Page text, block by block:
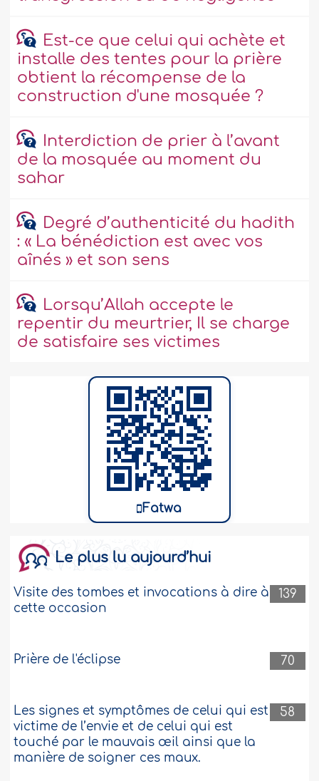
Est-ce que celui qui achète et
installe des tentes pour la prière
obtient la récompense de la
construction d'une mosquée ?
Interdiction de prier à l’avant
de la mosquée au moment du
sahar
Degré d’authenticité du hadith
: « La bénédiction est avec vos
aînés » et son sens
Lorsqu’Allah accepte le
repentir du meurtrier, Il se charge
de satisfaire ses victimes
Fatwa
Le plus lu aujourd’hui
139
Visite des tombes et invocations à dire à
cette occasion
70
Prière de l'éclipse
58
Les signes et symptômes de celui qui est
victime de l’envie et de celui qui est
touché par le mauvais œil ainsi que la
manière de soigner ces maux.